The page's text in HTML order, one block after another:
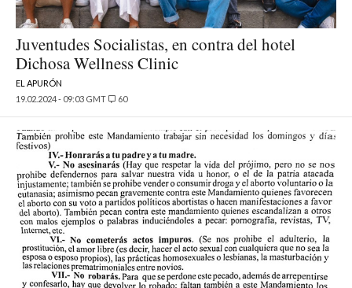
Juventudes Socialistas, en contra del hotel
Dichosa Wellness Clinic
EL APURÓN
19.02.2024 - 09:03 GMT
60